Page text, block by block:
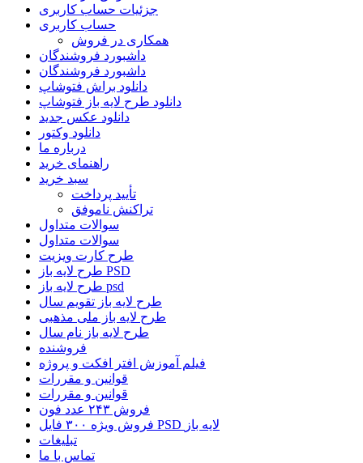
جزئیات حساب کاربری
حساب کاربری
همکاری در فروش
داشبورد فروشندگان
داشبورد فروشندگان
دانلود براش فتوشاپ
دانلود طرح لایه باز فتوشاپ
دانلود عکس جدید
دانلود وکتور
درباره ما
راهنمای خرید
سبد خرید
تأیید پرداخت
تراکنش ناموفق
سوالات متداول
سوالات متداول
طرح کارت ویزیت
طرح لایه باز PSD
طرح لایه باز psd
طرح لایه باز تقویم سال
طرح لایه باز ملی مذهبی
طرح لایه باز نام سال
فروشنده
فیلم آموزش افتر افکت و پروژه
قوانین و مقررات
قوانین و مقررات
فروش ۲۴۳ عدد فون
فروش ویژه ۳۰۰ فایل PSD لایه باز
تبلیغات
تماس با ما